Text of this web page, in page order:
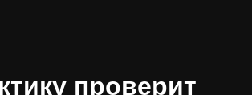
проверит